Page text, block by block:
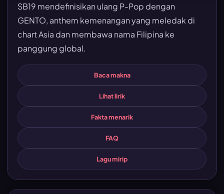
SB19 mendefinisikan ulang P-Pop dengan
GENTO, anthem kemenangan yang meledak di
chart Asia dan membawa nama Filipina ke
panggung global.
Baca makna
Lihat lirik
Fakta menarik
FAQ
Lagu mirip